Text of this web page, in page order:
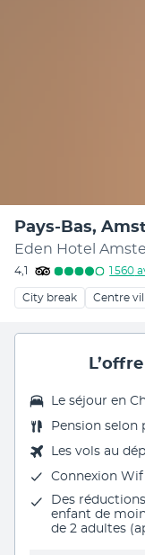
Pays-Bas,
Eden Hotel
4,1 1 560
City break Centre
Le séjour en
Pension
Les vols au
Connexion
Des
enfant de
de 2 adultes